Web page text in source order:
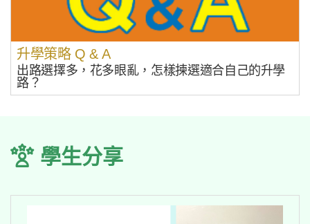
升學策略 Q & A
出路選擇多，花多眼亂，怎樣揀選適合自己的升學
路？
學生分享